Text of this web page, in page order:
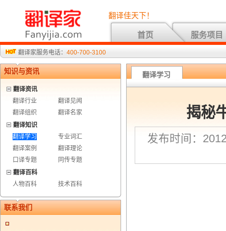
翻译佳天下！
首页 服务项目
翻译家服务电话： 400-700-3100
知识与资讯
翻译资讯
翻译行业
翻译见闻
翻译组织
翻译名家
翻译知识
翻译学习
专业词汇
翻译案例
翻译理论
口译专题
同传专题
翻译百科
人物百科
技术百科
联系我们
翻译学习
揭秘
发布时间：